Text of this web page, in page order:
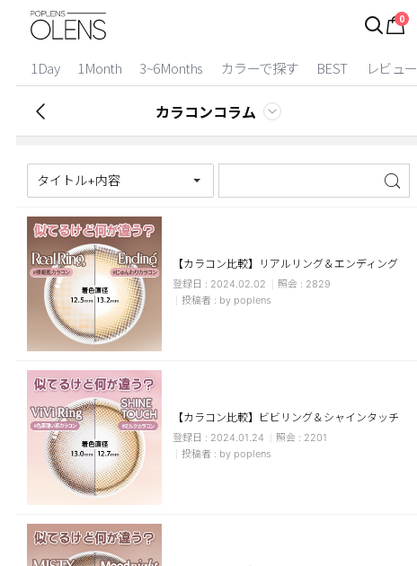
0
1Day 1Month 3~6Months カラーで探す BEST レビュー
2 Weeks
3~6 Months
チョコ
ブラック
ピンク
乱視用
カラコンコラム
タイトル+内容
【カラコン比較】リアルリング＆エンディング
2024.02.02
2829
by poplens
【カラコン比較】ビビリング＆シャインタッチ
2024.01.24
2201
by poplens